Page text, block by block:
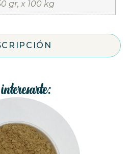
gr, x 100 kg